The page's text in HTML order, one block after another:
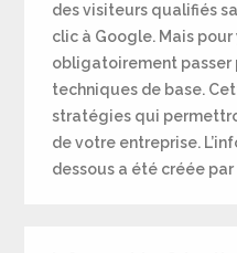
des visiteurs qualifiés
clic à Google. Mais
obligatoirement passer
techniques de base.
stratégies qui
de votre entreprise.
dessous a été créée par